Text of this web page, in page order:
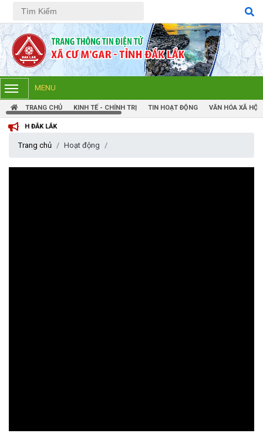
Tiếng Việt Tiếng Anh
MENU
TRANG CHỦ KINH TẾ - CHÍNH TRỊ TIN HOẠT ĐỘNG VĂN HÓA XÃ HỘI
LẮK
Trang chủ Hoạt động
THÁNG ĐẦU NĂM VÀ KIỆN TOÀN TỔ CHỨC CHI HỘI SAU SÁP